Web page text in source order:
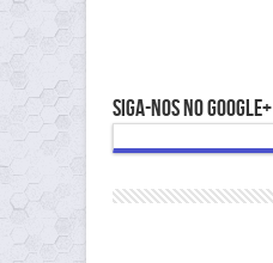
Siga-nos no Google+